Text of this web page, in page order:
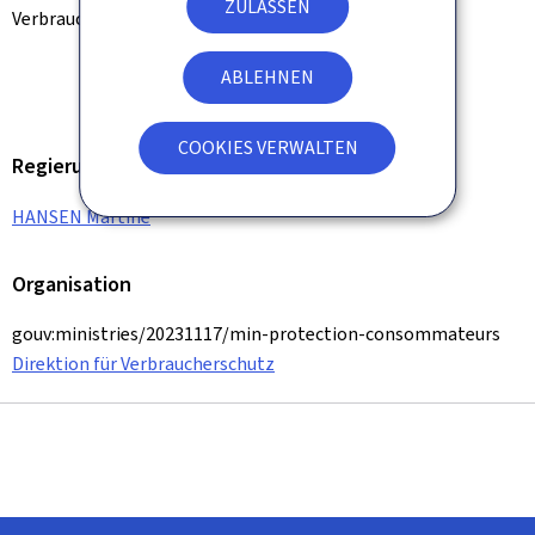
ZULASSEN
ABLEHNEN
COOKIES VERWALTEN
Verbraucherschutzes.
© MPC
Regierungsmitglied
HANSEN Martine
Organisation
gouv:ministries/20231117/min-protection-consommateurs
Direktion für Verbraucherschutz